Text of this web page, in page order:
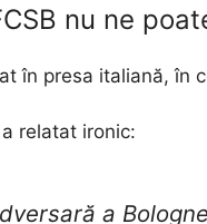
nu ne
în presa italiană, în
a relatat ironic:
a